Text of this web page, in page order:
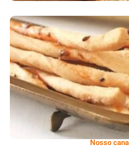
Comer Bem: Palitinhos
Nosso canal